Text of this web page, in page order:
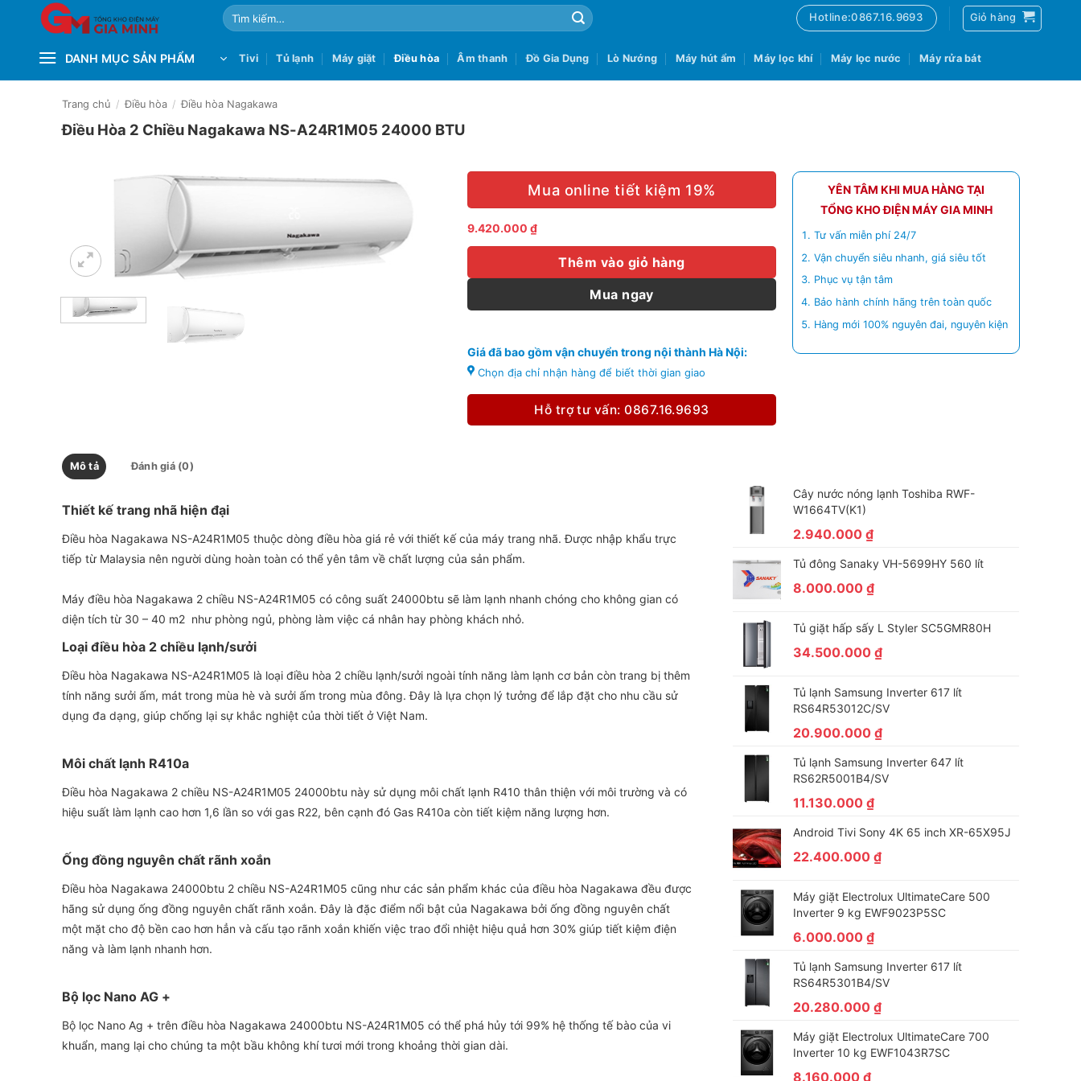
Tìm
kiếm:
Hotline:0867.16.9693 Giỏ hàng
DANH MỤC SẢN PHẨM Tivi Tủ lạnh Máy giặt Điều hòa Âm thanh Đồ Gia Dụng Lò Nướng Máy hút ẩm Máy lọc khí Máy lọc nước Máy rửa bát
Trang chủ / Điều hòa / Điều hòa Nagakawa
Điều Hòa 2 Chiều Nagakawa NS-A24R1M05 24000 BTU
Mua online tiết kiệm 19%
9.420.000 ₫
Thêm vào giỏ hàng
Mua ngay
Giá đã bao gồm vận chuyển trong nội thành Hà Nội:
Chọn địa chỉ nhận hàng để biết thời gian giao
Hỗ trợ tư vấn: 0867.16.9693
YÊN TÂM KHI MUA HÀNG TẠI
TỔNG KHO ĐIỆN MÁY GIA MINH
Tư vấn miễn phí 24/7
Vận chuyển siêu nhanh, giá siêu tốt
Phục vụ tận tâm
Bảo hành chính hãng trên toàn quốc
Hàng mới 100% nguyên đai, nguyên kiện
Mô tả Đánh giá (0)
Thiết kế trang nhã hiện đại
Điều hòa Nagakawa NS-A24R1M05 thuộc dòng điều hòa giá rẻ với thiết kế của máy trang nhã. Được nhập khẩu trực
tiếp từ Malaysia nên người dùng hoàn toàn có thể yên tâm về chất lượng của sản phẩm.
Máy điều hòa Nagakawa 2 chiều NS-A24R1M05 có công suất 24000btu sẽ làm lạnh nhanh chóng cho không gian có
diện tích từ 30 – 40 m2 như phòng ngủ, phòng làm việc cá nhân hay phòng khách nhỏ.
Loại điều hòa 2 chiều lạnh/sưởi
Điều hòa Nagakawa NS-A24R1M05 là loại điều hòa 2 chiều lạnh/sưởi ngoài tính năng làm lạnh cơ bản còn trang bị thêm
tính năng sưởi ấm, mát trong mùa hè và sưởi ấm trong mùa đông. Đây là lựa chọn lý tưởng để lắp đặt cho nhu cầu sử
dụng đa dạng, giúp chống lại sự khắc nghiệt của thời tiết ở Việt Nam.
Môi chất lạnh R410a
Điều hòa Nagakawa 2 chiều NS-A24R1M05 24000btu này sử dụng môi chất lạnh R410 thân thiện với môi trường và có
hiệu suất làm lạnh cao hơn 1,6 lần so với gas R22, bên cạnh đó Gas R410a còn tiết kiệm năng lượng hơn.
Ống đồng nguyên chất rãnh xoắn
Điều hòa Nagakawa 24000btu 2 chiều NS-A24R1M05 cũng như các sản phẩm khác của điều hòa Nagakawa đều được
hãng sử dụng ống đồng nguyên chất rãnh xoắn. Đây là đặc điểm nổi bật của Nagakawa bởi ống đồng nguyên chất
một mặt cho độ bền cao hơn hẳn và cấu tạo rãnh xoắn khiến việc trao đổi nhiệt hiệu quả hơn 30% giúp tiết kiệm điện
năng và làm lạnh nhanh hơn.
Bộ lọc Nano AG +
Bộ lọc Nano Ag + trên điều hòa Nagakawa 24000btu NS-A24R1M05 có thể phá hủy tới 99% hệ thống tế bào của vi
khuẩn, mang lại cho chúng ta một bầu không khí tươi mới trong khoảng thời gian dài.
Cây nước nóng lạnh Toshiba RWF-
W1664TV(K1)
2.940.000₫
Tủ đông Sanaky VH-5699HY 560 lít
8.000.000₫
Tủ giặt hấp sấy L Styler SC5GMR80H
34.500.000₫
Tủ lạnh Samsung Inverter 617 lít
RS64R53012C/SV
20.900.000₫
Tủ lạnh Samsung Inverter 647 lít
RS62R5001B4/SV
11.130.000₫
Android Tivi Sony 4K 65 inch XR-65X95J
22.400.000₫
Máy giặt Electrolux UltimateCare 500
Inverter 9 kg EWF9023P5SC
6.000.000₫
Tủ lạnh Samsung Inverter 617 lít
RS64R5301B4/SV
20.280.000₫
Máy giặt Electrolux UltimateCare 700
Inverter 10 kg EWF1043R7SC
8.160.000₫